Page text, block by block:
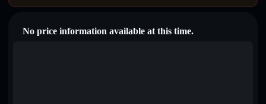
No price information available at this time.